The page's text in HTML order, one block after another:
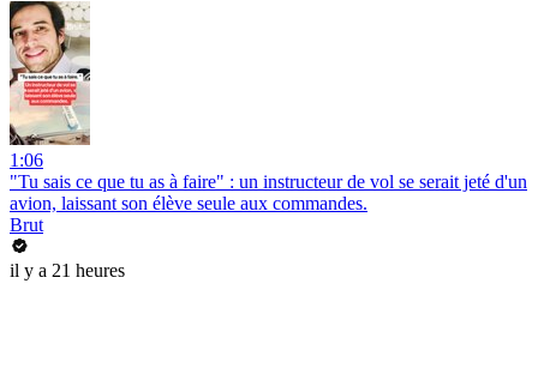
1:06
"Tu sais ce que tu as à faire" : un instructeur de vol se serait jeté d'un
avion, laissant son élève seule aux commandes.
Brut
il y a 21 heures